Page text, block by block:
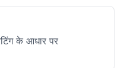
के आधार पर